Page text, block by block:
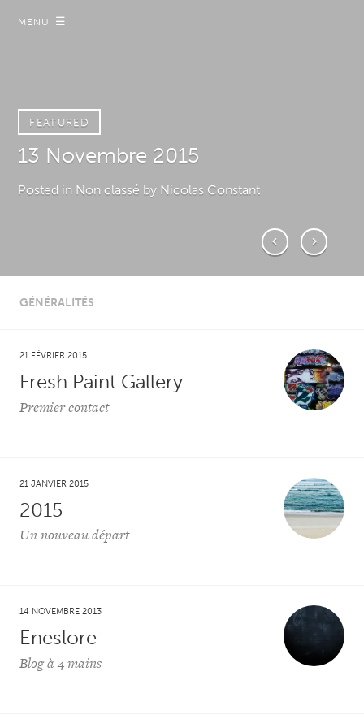
FEATURED
13 Novembre 2015
Posted in Non classé by Nicolas Constant
FEATURED
Loi Renseignement
Posted in A Demi-Mot by Nicolas Constant
MENU ☰
GÉNÉRALITÉS
21 FÉVRIER 2015
Fresh Paint Gallery
Premier contact
21 JANVIER 2015
2015
Un nouveau départ
14 NOVEMBRE 2013
Eneslore
Blog à 4 mains